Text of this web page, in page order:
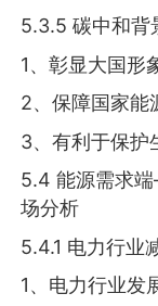
5.3.5 碳中和背
1、彰显大国形
2、保障国家能
3、有利于保护
5.4 能源需求
场分析
5.4.1 电力行业
1、电力行业发